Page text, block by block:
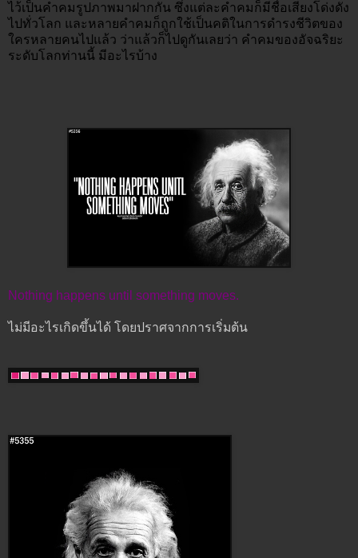
ไว้เป็นคำคมรูปภาพมาฝากกัน ซึ่งแต่ละคำคมก็มีชื่อเสียงโด่งดัง
ไปทั่วโลก และหลายคำคมก็ถูกใช้เป็นคติในการดำรงชีวิตของ
ใครหลายคนไปแล้ว ว่าแล้วก็ไปดูกันเลยว่า คำคมของอัจฉริยะ
ระดับโลกท่านนี้ มีอะไรบ้าง
Nothing happens until something moves.
ไม่มีอะไรเกิดขึ้นได้ โดยปราศจากการเริ่มต้น